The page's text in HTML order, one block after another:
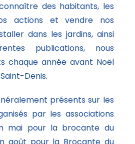
des habitants, les
actions et vendre nos
dans les jardins, ainsi
publications, nous
chaque année avant Noël
Denis.
présents sur les
par les associations
mai pour la brocante du